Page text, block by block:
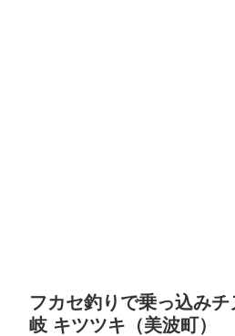
フカセ釣りで乗っ込み
岐 キツツキ（美波町）